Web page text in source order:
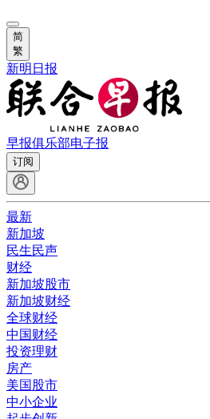
简
繁
新明日报
早报俱乐部电子报
订阅
最新
新加坡
民生民声
财经
新加坡股市
新加坡财经
全球财经
中国财经
投资理财
房产
美国股市
中小企业